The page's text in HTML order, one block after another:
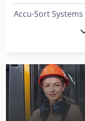
Accu-Sort Systems
Ajk
Ake
Alber